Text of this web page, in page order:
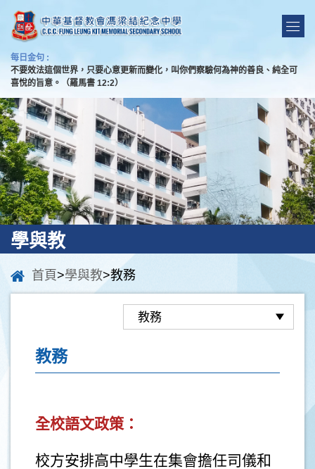
每日金句 :
不要效法這個世界，只要心意更新而變化，叫你們察驗何為神的善良、純全可
喜悅的旨意。（羅馬書 12:2）
學與教
首頁>學與教>教務
教務
全校語文政策：
校方安排高中學生在集會擔任司儀和